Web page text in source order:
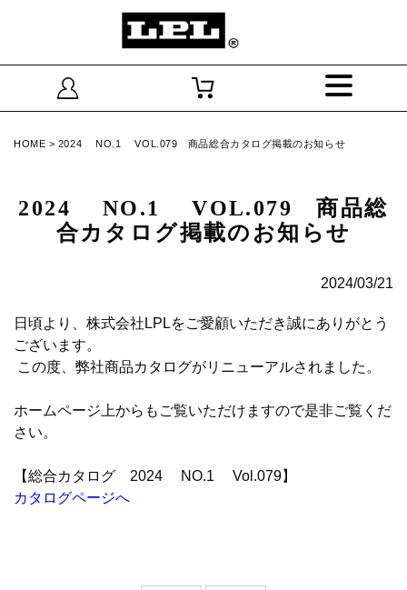
HOME > 2024 NO.1 VOL.079 商品総合カタログ掲載のお知らせ
2024 NO.1 VOL.079 商品総
合カタログ掲載のお知らせ
2024/03/21
日頃より、株式会社LPLをご愛顧いただき誠にありがとう
ございます。
この度、弊社商品カタログがリニューアルされました。
ホームページ上からもご覧いただけますので是非ご覧くだ
さい。
【総合カタログ 2024 NO.1 Vol.079】
カタログページへ